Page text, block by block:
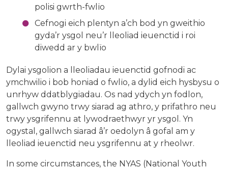
polisi gwrth-fwlïo
Cefnogi eich plentyn a’ch bod yn gweithio
gyda’r ysgol neu’r lleoliad ieuenctid i roi
diwedd ar y bwlïo
Dylai ysgolion a lleoliadau ieuenctid gofnodi ac
ymchwilio i bob honiad o fwlïo, a dylid eich hysbysu o
unrhyw ddatblygiadau. Os nad ydych yn fodlon,
gallwch gwyno trwy siarad ag athro, y prifathro neu
trwy ysgrifennu at lywodraethwyr yr ysgol. Yn
ogystal, gallwch siarad â’r oedolyn â gofal am y
lleoliad ieuenctid neu ysgrifennu at y rheolwr.
In some circumstances, the NYAS (National Youth